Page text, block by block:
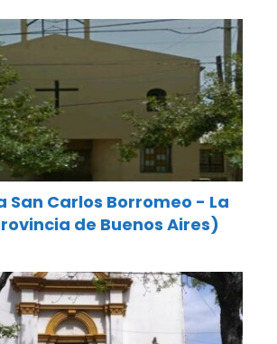
San Carlos Borromeo - La
de Buenos Aires)